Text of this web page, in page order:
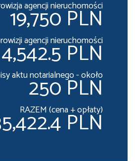
agencji nieruchomości
19,750 PLN
agencji nieruchomości
4,542.5 PLN
aktu notarialnego - około
250 PLN
RAZEM (cena + opłaty)
PLN